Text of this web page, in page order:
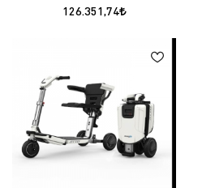
126.351,74